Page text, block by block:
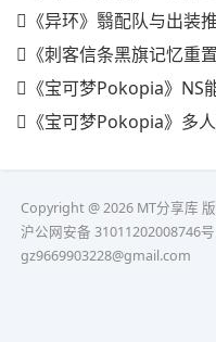
《异环》翳配队与出装
《刺客信条黑旗记忆重置
《宝可梦Pokopia》NS
《宝可梦Pokopia》多
Copyright @ 2026 MT分享库
沪公网安备 31011202008746
gz9669903228@gmail.com